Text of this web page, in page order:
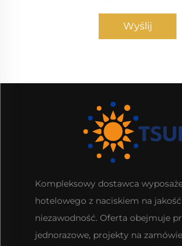
Wyślij
Kompleksowy dostawca
hotelowego z naciskiem na
niezawodność. Oferta obejmuje
jednorazowe, projekty na